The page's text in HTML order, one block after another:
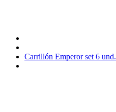
Carrillón Emperor set 6 und.